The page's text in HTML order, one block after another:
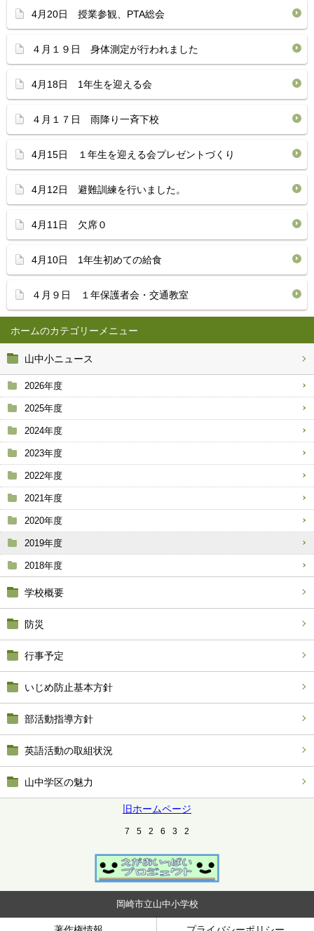
ホーム
山中小ニュース
2026年度
2025年度
2024年度
2023年度
2022年度
2021年度
2020年度
2019年度
2018年度
学校概要
防災
行事予定
いじめ防止基本方針
部活動指導方針
英語活動の取組状況
山中学区の魅力
旧ホームページ
7 5 2 6 3 2
4月20日 授業参観、PTA総会
４月１９日 身体測定が行われました
4月18日 1年生を迎える会
４月１７日 雨降り一斉下校
4月15日 １年生を迎える会プレゼントづくり
4月12日 避難訓練を行いました。
4月11日 欠席０
4月10日 1年生初めての給食
４月９日 １年保護者会・交通教室
岡崎市立山中小学校